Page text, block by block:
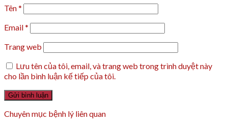
Tên*
Email*
Trang web
Lưu tên của tôi, email, và trang web trong trình duyệt này
cho lần bình luận kế tiếp của tôi.
Chuyên mục bệnh lý liên quan